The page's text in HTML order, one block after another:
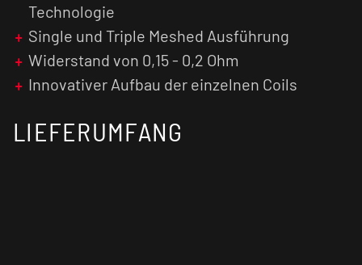
Technologie
Single und Triple Meshed Ausführung
Widerstand von 0,15 - 0,2 Ohm
Innovativer Aufbau der einzelnen Coils
LIEFERUMFANG